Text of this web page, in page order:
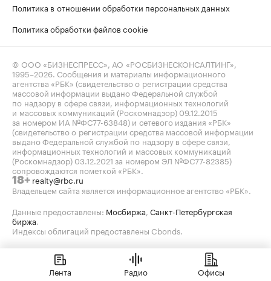
Политика в отношении обработки персональных данных
Политика обработки файлов cookie
© ООО «БИЗНЕСПРЕСС», АО «РОСБИЗНЕСКОНСАЛТИНГ»,
1995–2026 . Сообщения и материалы информационного
агентства «РБК» (свидетельство о регистрации средства
массовой информации выдано Федеральной службой
по надзору в сфере связи, информационных технологий
и массовых коммуникаций (Роскомнадзор) 09.12.2015
за номером ИА №ФС77-63848) и сетевого издания «РБК»
(свидетельство о регистрации средства массовой информации
выдано Федеральной службой по надзору в сфере связи,
информационных технологий и массовых коммуникаций
(Роскомнадзор) 03.12.2021 за номером ЭЛ №ФС77-82385)
сопровождаются пометкой «РБК».
18+ realty@rbc.ru
Владельцем сайта является информационное агентство «РБК».
Данные предоставлены: Мосбиржа Санкт-Петербургская
биржа
Индексы облигаций предоставлены Cbonds.
Лента Радио Офисы